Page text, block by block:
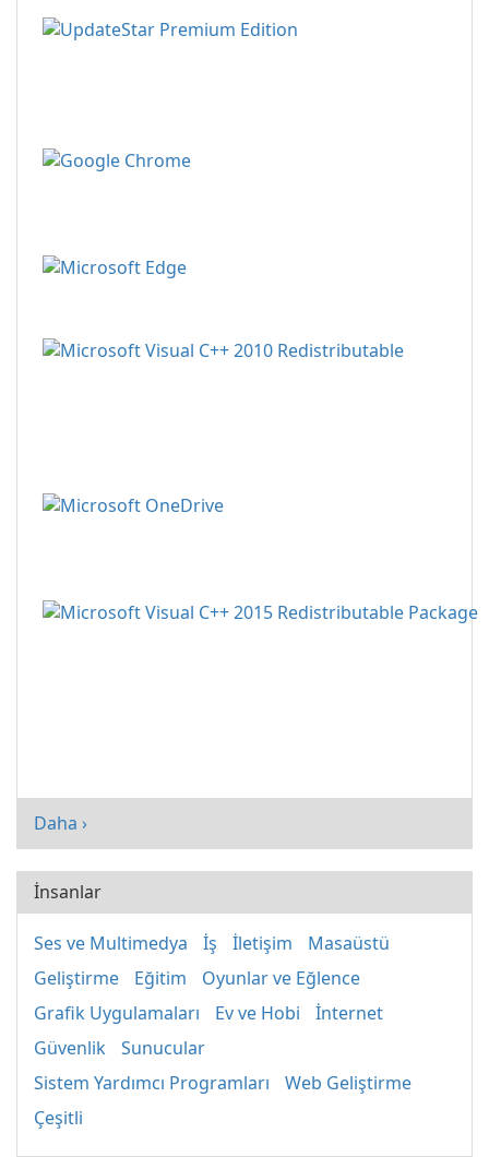
Daha ›
İnsanlar
Ses ve Multimedya İş İletişim
Masaüstü
Geliştirme
Eğitim
Oyunlar ve Eğlence
Grafik Uygulamaları
Ev ve Hobi
İnternet
Güvenlik
Sunucular
Sistem Yardımcı Programları
Web Geliştirme
Çeşitli